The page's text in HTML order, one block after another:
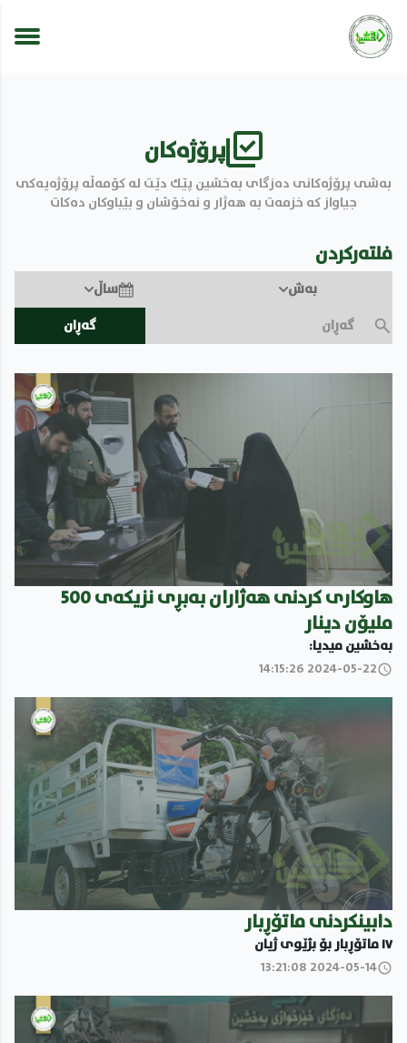
پرۆژەكان
بەشی پرۆژەكانی دەزگای بەخشین پێك دێت لە كۆمەڵە پرۆژەیەكی
جیاواز كە خزمەت بە هەژار و نەخۆشان و بێباوكان دەكات
فلتەرکردن
بەش
ساڵ
گەڕان
هاوکارى کردنى هەژاران بەبڕى نزیکەى 500
ملیۆن دینار
بەخشین میدیا:
2024-05-22 14:15:26
دابینکردنى ماتۆڕبار
١٧ ماتۆڕبار بۆ بژێوى ژیان
2024-05-14 13:21:08